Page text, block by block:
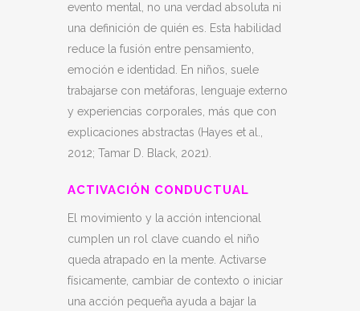
evento mental, no una verdad absoluta ni
una definición de quién es. Esta habilidad
reduce la fusión entre pensamiento,
emoción e identidad. En niños, suele
trabajarse con metáforas, lenguaje externo
y experiencias corporales, más que con
explicaciones abstractas (Hayes et al.,
2012; Tamar D. Black, 2021).
ACTIVACIÓN CONDUCTUAL
El movimiento y la acción intencional
cumplen un rol clave cuando el niño
queda atrapado en la mente. Activarse
físicamente, cambiar de contexto o iniciar
una acción pequeña ayuda a bajar la